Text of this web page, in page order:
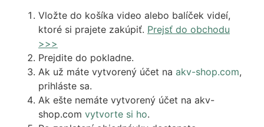
Vložte do košíka video alebo balíček videí,
ktoré si prajete zakúpiť. Prejsť do obchodu
>>>
Prejdite do pokladne.
Ak už máte vytvorený účet na akv-shop.com,
prihláste sa.
Ak ešte nemáte vytvorený účet na akv-
shop.com vytvorte si ho.